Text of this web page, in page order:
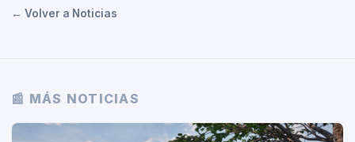
← Volver a Noticias
📰 MÁS NOTICIAS